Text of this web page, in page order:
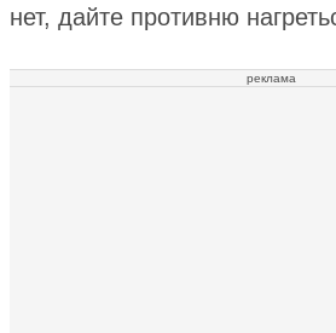
нет, дайте противню
реклама